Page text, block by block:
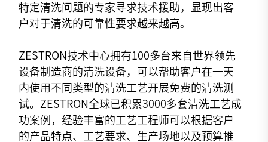
特定清洗问题的专家寻求技术援助，显现出客
户对于清洗的可靠性要求越来越高。
ZESTRON技术中心拥有100多台来自世界领先
设备制造商的清洗设备，可以帮助客户在一天
内使用不同类型的清洗工艺开展免费的清洗测
试。ZESTRON全球已积累3000多套清洗工艺成
功案例，经验丰富的工艺工程师可以根据客户
的产品特点、工艺要求、生产场地以及预算推